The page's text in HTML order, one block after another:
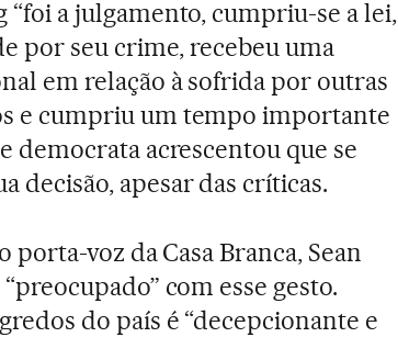
a julgamento, cumpriu-se a lei,
por seu crime, recebeu uma
em relação à sofrida por outras
e cumpriu um tempo importante
democrata acrescentou que se
decisão, apesar das críticas.
voz da Casa Branca, Sean
com esse gesto.
do país é “decepcionante e